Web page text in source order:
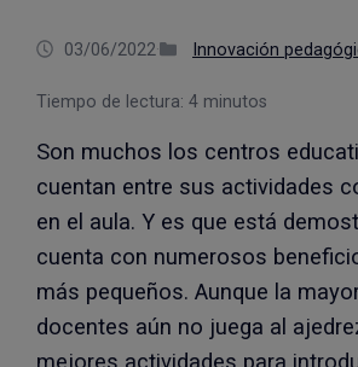
03/06/2022· Innovación
Tiempo de lectura: 4 minutos
Son muchos los centros
cuentan entre sus actividades
en el aula. Y es que está
cuenta con numerosos
más pequeños. Aunque la
docentes aún no juega al
mejores actividades para